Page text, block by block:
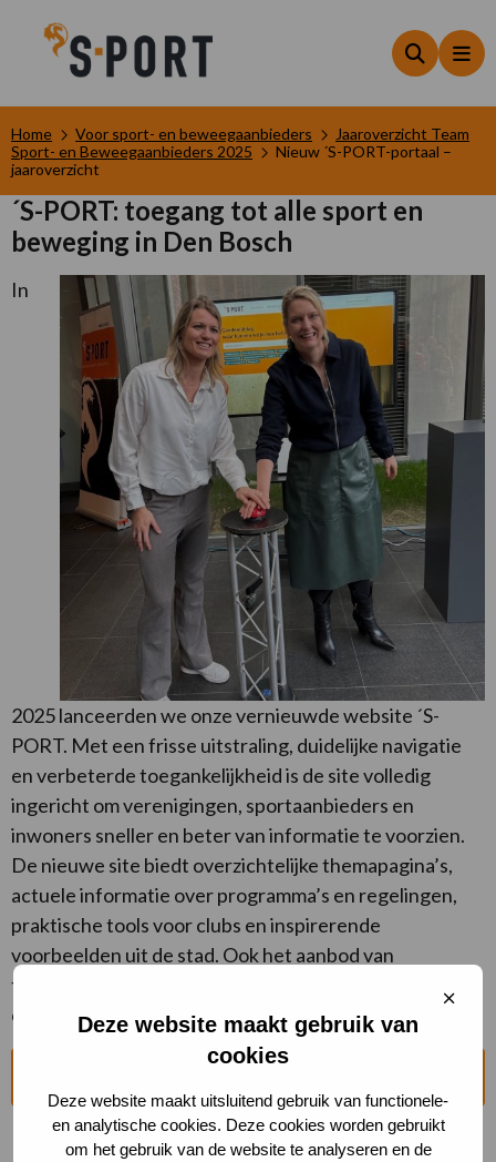
Deze website maakt gebruik van
cookies
Deze website maakt uitsluitend gebruik van functionele-
en analytische cookies. Deze cookies worden gebruikt
om het gebruik van de website te analyseren en de
Sluit
Zoeken
Home Voor sport- en beweegaanbieders
Jaaroverzicht Team
Sport- en Beweegaanbieders 2025
Nieuw ´S-PORT-portaal –
jaaroverzicht
´S-PORT: toegang tot alle sport en
beweging in Den Bosch
In
2025 lanceerden we onze vernieuwde website ´S-
PORT. Met een frisse uitstraling, duidelijke navigatie
en verbeterde toegankelijkheid is de site volledig
ingericht om verenigingen, sportaanbieders en
inwoners sneller en beter van informatie te voorzien.
De nieuwe site biedt overzichtelijke themapagina’s,
actuele informatie over programma’s en regelingen,
praktische tools voor clubs en inspirerende
voorbeelden uit de stad. Ook het aanbod van
trainingen, bijeenkomsten en
ondersteuningsmogelijkheden is makkelijker vindbaar.